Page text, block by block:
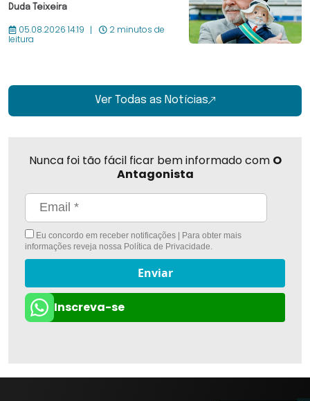
Duda Teixeira
05.08.2026 14:19 2 minutos de
leitura
Ver Todas as Notícias
Nunca foi tão fácil ficar bem informado com O
Antagonista
Eu concordo em receber notificações | Para obter mais
informações reveja nossa Política de Privacidade.
Enviar
Inscreva-se